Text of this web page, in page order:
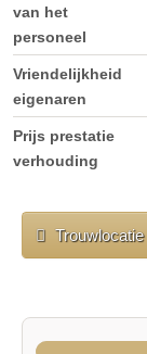
van het
personeel
Vriendelijkheid
eigenaren
Prijs prestatie
verhouding
Trouwlocatie